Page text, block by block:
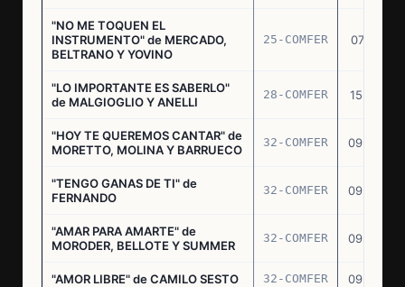
"NO ME TOQUEN EL
INSTRUMENTO" de MERCADO,
BELTRANO Y YOVINO
25-COMFER 07.07.76
"LO IMPORTANTE ES SABERLO"
de MALGIOGLIO Y ANELLI
28-COMFER 15.07.76
"HOY TE QUEREMOS CANTAR" de
MORETTO, MOLINA Y BARRUECO
32-COMFER 09.09.76
"TENGO GANAS DE TI" de
FERNANDO
32-COMFER 09.09.76
"AMAR PARA AMARTE" de
MORODER, BELLOTE Y SUMMER
32-COMFER 09.09.76
"AMOR LIBRE" de CAMILO SESTO 32-COMFER 09.09.76